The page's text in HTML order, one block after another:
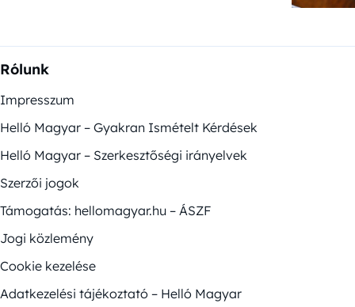
Rólunk
Impresszum
Helló Magyar – Gyakran Ismételt Kérdések
Helló Magyar – Szerkesztőségi irányelvek
Szerzői jogok
Támogatás: hellomagyar.hu – ÁSZF
Jogi közlemény
Cookie kezelése
Adatkezelési tájékoztató – Helló Magyar